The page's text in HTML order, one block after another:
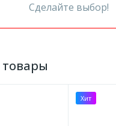
Сделайте выбор!
Хит